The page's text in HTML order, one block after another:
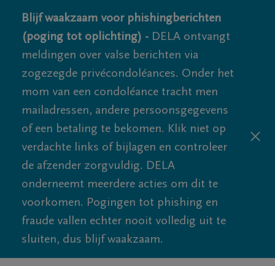
Blijf waakzaam voor phishingberichten
(poging tot oplichting) - DELA ontvangt
meldingen over valse berichten via
zogezegde privécondoléances. Onder het
mom van een condoléance tracht men
mailadressen, andere persoonsgegevens
of een betaling te bekomen. Klik niet op
verdachte links of bijlagen en controleer
de afzender zorgvuldig. DELA
onderneemt meerdere acties om dit te
voorkomen. Pogingen tot phishing en
fraude vallen echter nooit volledig uit te
sluiten, dus blijf waakzaam.